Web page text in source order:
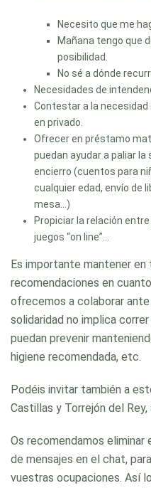
Necesito que me
Mañana tengo que
posibilidad.
No sé a dónde
Necesidades de
Contestar a la
en privado.
Ofrecer en préstamo
puedan ayudar a paliar
encierro (cuentos para
cualquier edad, envío de
mesa…)
Propiciar la relación
juegos “on line”…
Es importante mantener en
recomendaciones en
ofrecemos a colaborar ante
solidaridad no implica
puedan prevenir
higiene recomendada, etc.
Podéis invitar también a
Castillas y Torrejón del
Os recomendamos
de mensajes en el chat,
vuestras ocupaciones. Así